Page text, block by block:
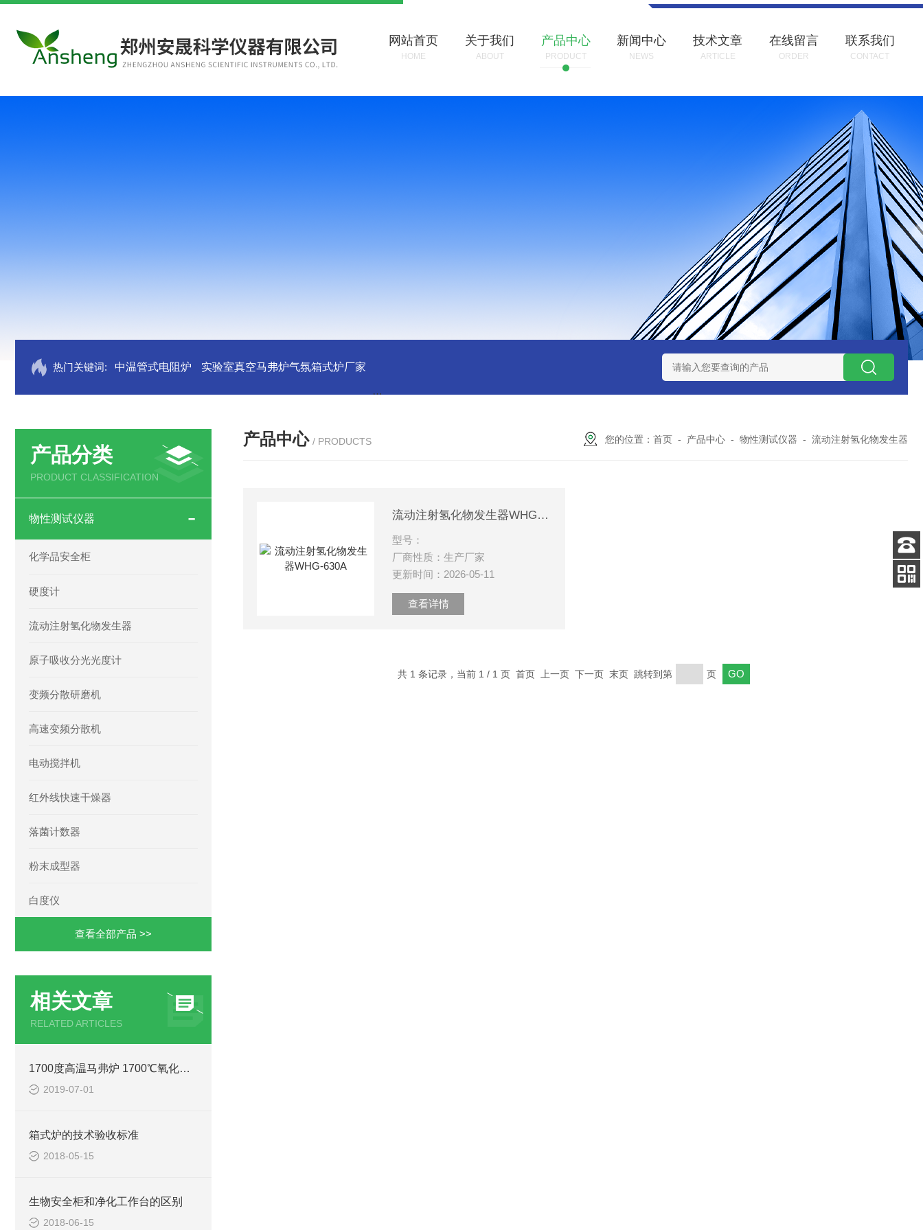
网站首页
HOME
关于我们
ABOUT
产品中心
PRODUCT
新闻中心
NEWS
技术文章
ARTICLE
在线留言
ORDER
联系我们
CONTACT
热门关键词: 中温管式电阻炉 实验室真空马弗炉气氛箱式炉厂家 SX2-9-17TP高温实验用热失重马弗炉 实验室小型高温马弗炉 陶瓷纤维
产品分类
PRODUCT CLASSIFICATION
物性测试仪器
化学品安全柜
硬度计
流动注射氢化物发生器
原子吸收分光光度计
变频分散研磨机
高速变频分散机
电动搅拌机
红外线快速干燥器
落菌计数器
粉末成型器
白度仪
查看全部产品 >>
相关文章
RELATED ARTICLES
1700度高温马弗炉 1700℃氧化铝智能马弗炉说明书
2019-07-01
箱式炉的技术验收标准
2018-05-15
生物安全柜和净化工作台的区别
2018-06-15
产品中心 / PRODUCTS 您的位置： 首页 - 产品中心 - 物性测试仪器 - 流动注射氢化物发生器
流动注射氢化物发生器WHG-630A
型号：
厂商性质：生产厂家
更新时间：2026-05-11
查看详情
共 1 条记录，当前 1 / 1 页 首页 上一页 下一页 末页 跳转到第 页
客服
电话